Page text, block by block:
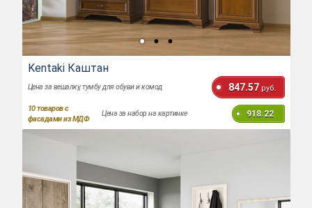
Kentaki Каштан
Цена за вешалку, тумбу для обуви и комод 847.57 руб.
10товаров с
фасадами из МДФ
Цена за набор на картинке 918.22